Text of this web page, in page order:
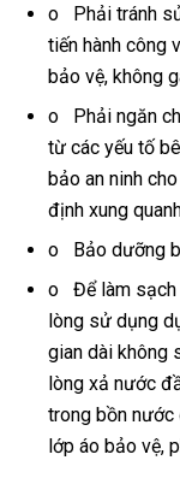
o Phải tránh
tiến hành công
bảo vệ, không
o Phải ngăn
từ các yếu tố
bảo an ninh
định xung
o Bảo dưỡng
o Để làm sạch
lòng sử dụng
gian dài không
lòng xả nước
trong bồn nước
lớp áo bảo vệ,